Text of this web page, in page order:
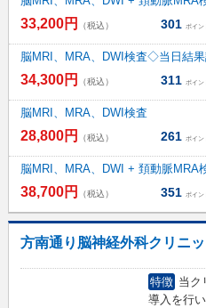
33,200円 （税込） 301 ポイン
脳MRI、MRA、DWI検査◇当日結
34,300円 （税込） 311 ポイン
脳MRI、MRA、DWI検査
28,800円 （税込） 261 ポイン
脳MRI、MRA、DWI + 頚動脈
38,700円 （税込） 351 ポイン
方南通り脳神経外科クリニッ
特徴 当ク
導入を行